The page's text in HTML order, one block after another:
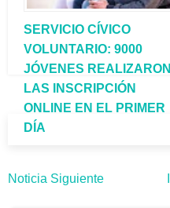
SERVICIO CÍVICO
VOLUNTARIO: 9000
JÓVENES REALIZARON
LAS INSCRIPCIÓN
ONLINE EN EL PRIMER
DÍA
Noticia Siguiente